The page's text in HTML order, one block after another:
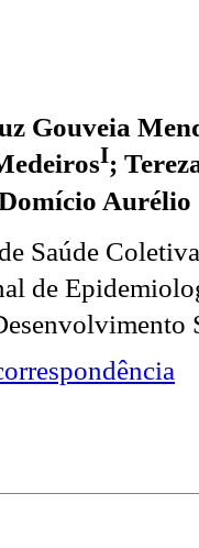
Gouveia
I;
Aurélio
Saúde
de